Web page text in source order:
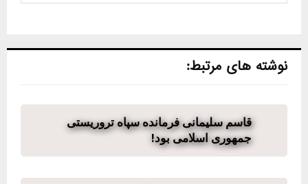
نوشته های مرتبط:
قاسم سلیمانی فرمانده سپاه تروریستی
جمهوری اسلامی بود!